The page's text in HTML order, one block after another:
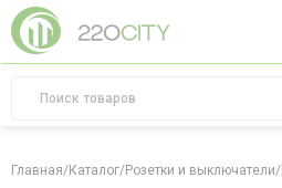
Главная/Каталог/Розетки и выключатели/